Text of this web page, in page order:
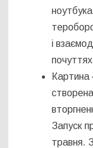
і
Картина
Запуск
травня.